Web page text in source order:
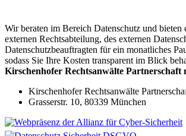
Wir beraten im Bereich Datenschutz und bieten
externen Rechtsabteilung, des externen
Datenschutzbeauftragten für ein monatliches
sodass Sie Ihre Kosten transparent im Blick
Kirschenhofer Rechtsanwälte Partnerschaft
Kirschenhofer Rechtsanwälte
Grasserstr. 10, 80339 München